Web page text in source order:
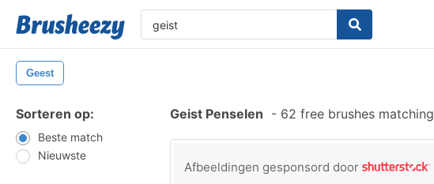
Geest
Sorteren op:
Beste match
Nieuwste
Geist Penselen - 62 free brushes matching
Afbeeldingen gesponsord door